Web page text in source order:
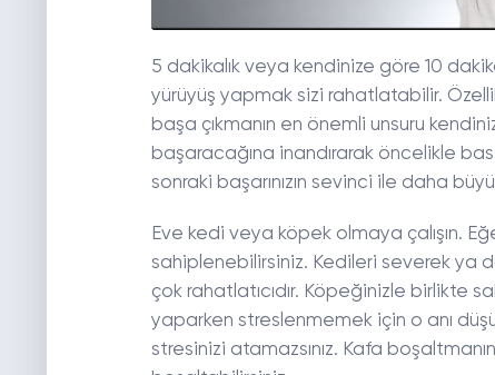
5 dakikalık veya kendinize göre 10
yürüyüş yapmak sizi rahatlatabilir.
başa çıkmanın en önemli unsuru
başaracağına inandırarak öncelikle
sonraki başarınızın sevinci ile daha
Eve kedi veya köpek olmaya çalışın.
sahiplenebilirsiniz. Kedileri severek ya
çok rahatlatıcıdır. Köpeğinizle birlikte
yaparken streslenmemek için o anı
stresinizi atamazsınız. Kafa